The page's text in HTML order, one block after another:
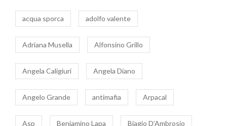
acqua sporca adolfo valente
Adriana Musella Alfonsino Grillo
Angela Caligiuri Angela Diano
Angelo Grande antimafia Arpacal
Asp Beniamino Lapa Biagio D’Ambrosio